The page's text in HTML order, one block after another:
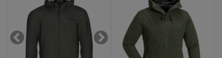
Pathfinders
3L
Jacket
Previous Next
Abisko/Telluz
Women
Jacket
Mossgreen